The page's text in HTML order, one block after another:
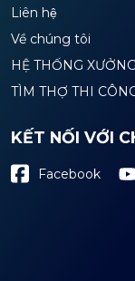
Liên hệ
Về chúng tôi
HỆ THỐNG
TÌM THỢ THI
KẾT NỐI VỚI
Facebook